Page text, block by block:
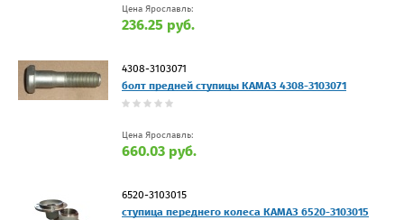
Цена Ярославль:
236.25 руб.
4308-3103071
болт предней ступицы КАМАЗ 4308-3103071
Цена Ярославль:
660.03 руб.
6520-3103015
ступица переднего колеса КАМАЗ 6520-3103015